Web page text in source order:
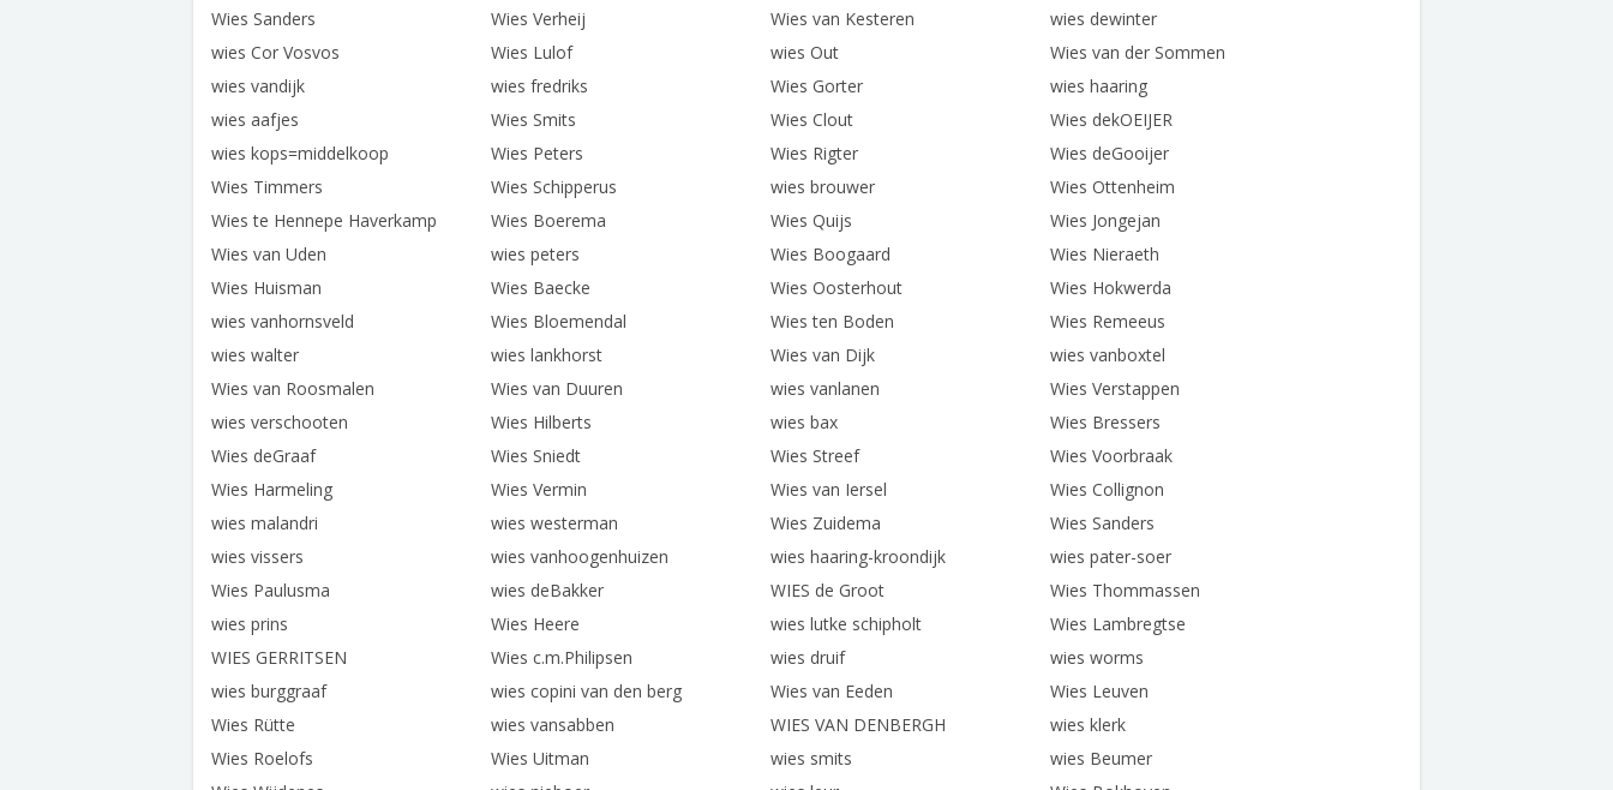
Wies Sanders
Wies Verheij Wies van Kesteren
wies dewinter
wies Cor Vosvos
Wies Lulof wies Out
Wies van der Sommen
wies vandijk
wies fredriks Wies Gorter
wies haaring
wies aafjes
Wies Smits Wies Clout
Wies dekOEIJER
wies kops=middelkoop
Wies Peters Wies Rigter
Wies deGooijer
Wies Timmers
Wies Schipperus wies brouwer
Wies Ottenheim
Wies te Hennepe Haverkamp
Wies Boerema Wies Quijs
Wies Jongejan
Wies van Uden
wies peters Wies Boogaard
Wies Nieraeth
Wies Huisman
Wies Baecke Wies Oosterhout
Wies Hokwerda
wies vanhornsveld
Wies Bloemendal Wies ten Boden
Wies Remeeus
wies walter
wies lankhorst Wies van Dijk
wies vanboxtel
Wies van Roosmalen
Wies van Duuren wies vanlanen
Wies Verstappen
wies verschooten
Wies Hilberts wies bax
Wies Bressers
Wies deGraaf
Wies Sniedt Wies Streef
Wies Voorbraak
Wies Harmeling
Wies Vermin Wies van Iersel
Wies Collignon
wies malandri
wies westerman Wies Zuidema
Wies Sanders
wies vissers
wies vanhoogenhuizen wies haaring-kroondijk
wies pater-soer
Wies Paulusma
wies deBakker WIES de Groot
Wies Thommassen
wies prins
Wies Heere wies lutke schipholt
Wies Lambregtse
WIES GERRITSEN
Wies c.m.Philipsen wies druif
wies worms
wies burggraaf
wies copini van den berg Wies van Eeden
Wies Leuven
Wies Rütte
wies vansabben WIES VAN DENBERGH
wies klerk
Wies Roelofs
Wies Uitman wies smits
wies Beumer